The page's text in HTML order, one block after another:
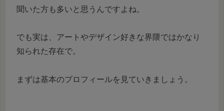
聞いた方も多いと思うんですよね。
でも実は、アートやデザイン好きな界隈ではかなり
知られた存在で。
まずは基本のプロフィールを見ていきましょう。